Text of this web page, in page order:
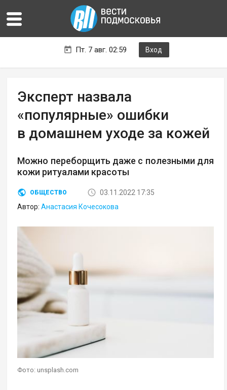
Пт. 7 авг. 02:59 Вход
Эксперт назвала
«популярные» ошибки
в домашнем уходе за кожей
Можно переборщить даже с полезными для
кожи ритуалами красоты
ОБЩЕСТВО
03.11.2022 17:35
Автор:Анастасия Кочесокова
Фото: unsplash.com